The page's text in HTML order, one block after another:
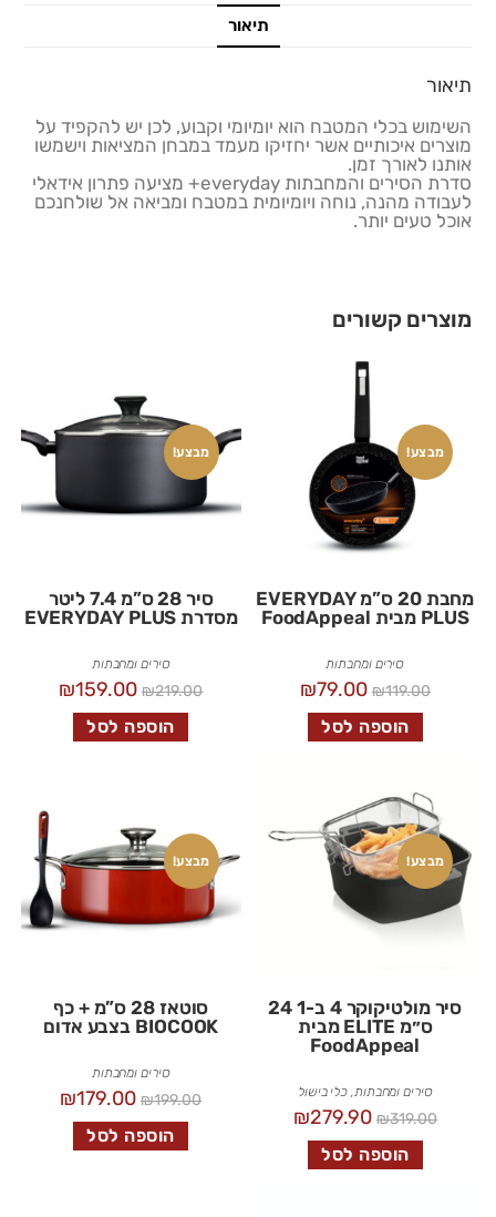
תיאור
תיאור
השימוש בכלי המטבח הוא יומיומי וקבוע, לכן יש להקפיד על
מוצרים איכותיים אשר יחזיקו מעמד במבחן המציאות וישמשו
אותנו לאורך זמן.
סדרת הסירים והמחבתות everyday+ מציעה פתרון אידאלי
לעבודה מהנה, נוחה ויומיומית במטבח ומביאה אל שולחנכם
אוכל טעים יותר.
מוצרים קשורים
מבצע!
מחבת 20 ס”מ EVERYDAY
PLUS מבית FoodAppeal
סירים ומחבתות
₪119.00
₪79.00
הוספה לסל
מבצע!
סיר 28 ס”מ 7.4 ליטר
מסדרת EVERYDAY PLUS
סירים ומחבתות
₪219.00
₪159.00
הוספה לסל
מבצע!
סיר מולטיקוקר 4 ב-1 24
ס״מ ELITE מבית
FoodAppeal
סירים ומחבתות כלי בישול
₪319.00
₪279.90
הוספה לסל
מבצע!
סוטאז 28 ס”מ + כף
BIOCOOK בצבע אדום
סירים ומחבתות
₪199.00
₪179.00
הוספה לסל